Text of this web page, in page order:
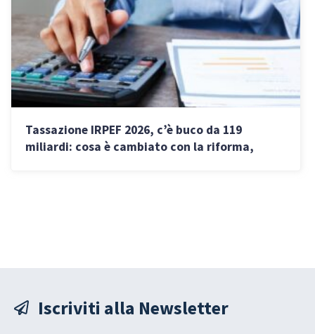
Tassazione IRPEF 2026, c’è buco da 119
miliardi: cosa è cambiato con la riforma,
Iscriviti alla Newsletter